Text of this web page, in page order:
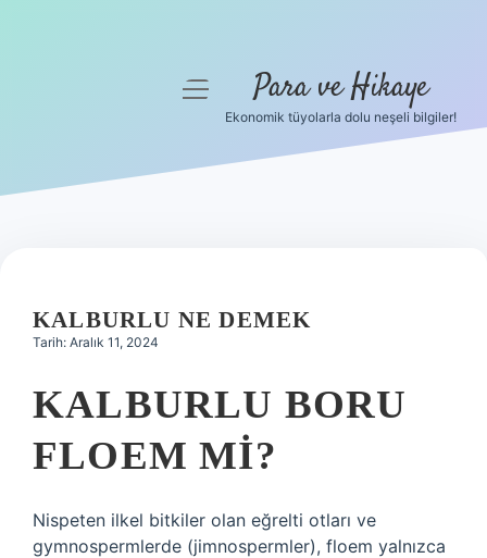
Hakkımızda
menüyü
Para ve Hikaye
Ekonomik tüyolarla dolu neşeli bilgiler!
KALBURLU NE DEMEK
Tarih: Aralık 11, 2024
KALBURLU BORU
FLOEM MI?
Nispeten ilkel bitkiler olan eğrelti otları ve
gymnospermlerde (jimnospermler), floem yalnızca